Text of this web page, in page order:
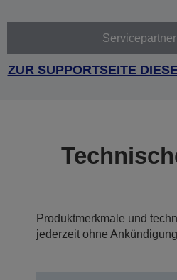
ZUR SUPPORTSEITE
Produktmerkmale und
jederzeit ohne